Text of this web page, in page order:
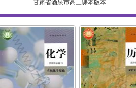
甘肃省酒泉市高三课本版本